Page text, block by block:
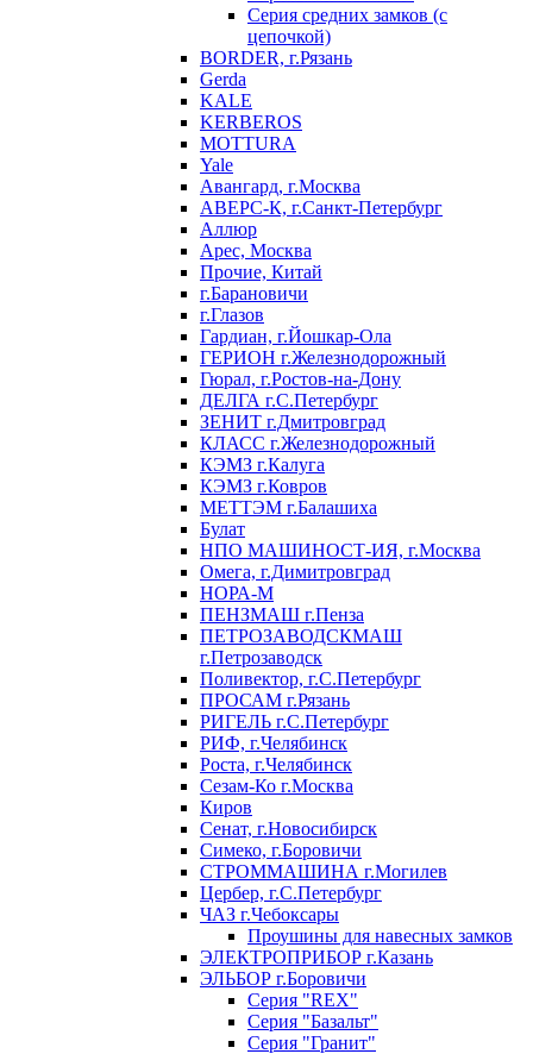
Серия средних замков (с
цепочкой)
BORDER, г.Рязань
Gerda
KALE
KERBEROS
MOTTURA
Yale
Авангард, г.Москва
АВЕРС-К, г.Санкт-Петербург
Аллюр
Арес, Москва
Прочие, Китай
г.Барановичи
г.Глазов
Гардиан, г.Йошкар-Ола
ГЕРИОН г.Железнодорожный
Гюрал, г.Ростов-на-Дону
ДЕЛГА г.С.Петербург
ЗЕНИТ г.Дмитровград
КЛАСС г.Железнодорожный
КЭМЗ г.Калуга
КЭМЗ г.Ковров
МЕТТЭМ г.Балашиха
Булат
НПО МАШИНОСТ-ИЯ, г.Москва
Омега, г.Димитровград
НОРА-М
ПЕНЗМАШ г.Пенза
ПЕТРОЗАВОДСКМАШ
г.Петрозаводск
Поливектор, г.С.Петербург
ПРОСАМ г.Рязань
РИГЕЛЬ г.С.Петербург
РИФ, г.Челябинск
Роста, г.Челябинск
Сезам-Ко г.Москва
Киров
Сенат, г.Новосибирск
Симеко, г.Боровичи
СТРОММАШИНА г.Могилев
Цербер, г.С.Петербург
ЧАЗ г.Чебоксары
Проушины для навесных замков
ЭЛЕКТРОПРИБОР г.Казань
ЭЛЬБОР г.Боровичи
Серия "REX"
Серия "Базальт"
Серия "Гранит"